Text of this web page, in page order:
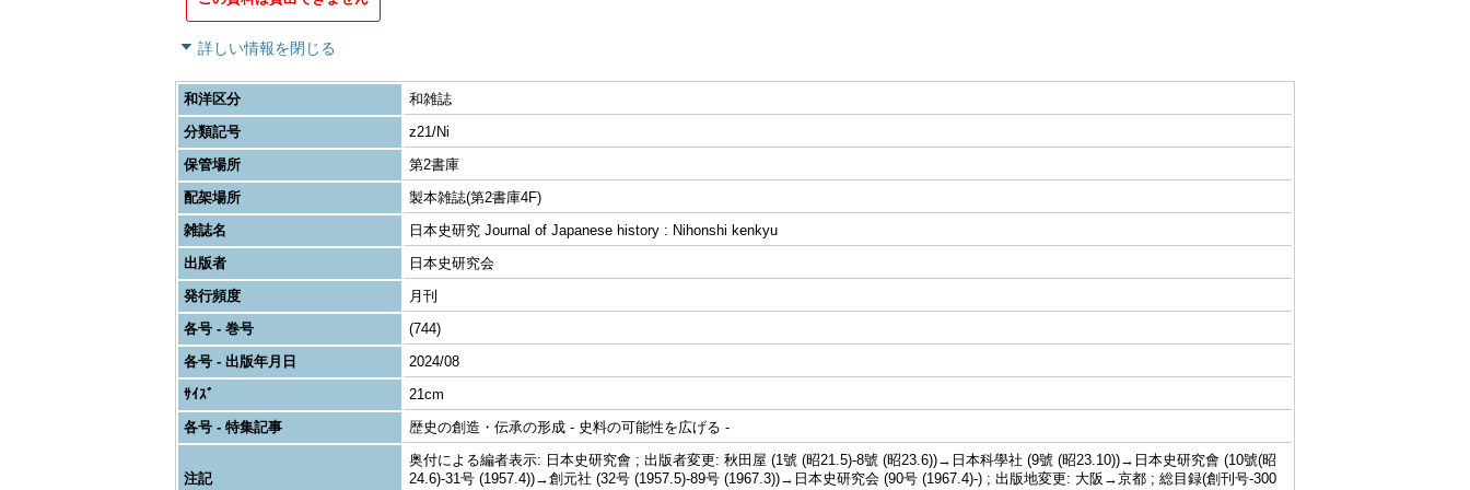
詳しい情報を閉じる
和洋区分
和雑誌
分類記号
z21/Ni
保管場所
第2書庫
配架場所
製本雑誌(第2書庫4F)
雑誌名
日本史研究 Journal of Japanese history : Nihonshi kenkyu
出版者
日本史研究会
発行頻度
月刊
各号 - 巻号
(744)
各号 - 出版年月日
2024/08
ｻｲｽﾞ
21cm
各号 - 特集記事
歴史の創造・伝承の形成 - 史料の可能性を広げる -
注記
奥付による編者表示: 日本史研究會 ; 出版者変更: 秋田屋 (1號 (昭21.5)-8號 (昭23.6))→日本科學社 (9號 (昭23.10))→日本史研究會 (10號(昭
24.6)-31号 (1957.4))→創元社 (32号 (1957.5)-89号 (1967.3))→日本史研究会 (90号 (1967.4)-) ; 出版地変更: 大阪→京都 ; 総目録(創刊号-300